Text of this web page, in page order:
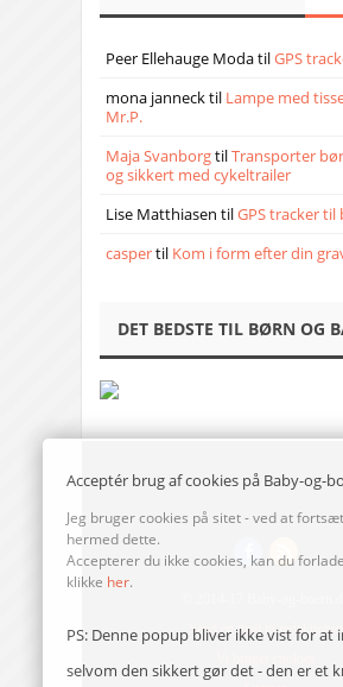
Peer Ellehauge ModatilGPS
mona jannecktil Lampe med
Mr.P.
Maja SvanborgtilTransporter
og sikkert med cykeltrailer
Lise Matthiasen tilGPS tracker til
caspertil Kom i form efter din
DET BEDSTE TIL BØRN OG
Send en mail til redaktionen
Acceptér brug af cookies på Baby-og-
Jeg bruger cookies på sitet - ved at
hermed dette.
Accepterer du ikke cookies, kan du
klikke her.
PS: Denne popup bliver ikke vist for at
selvom den sikkert gør det - den er et